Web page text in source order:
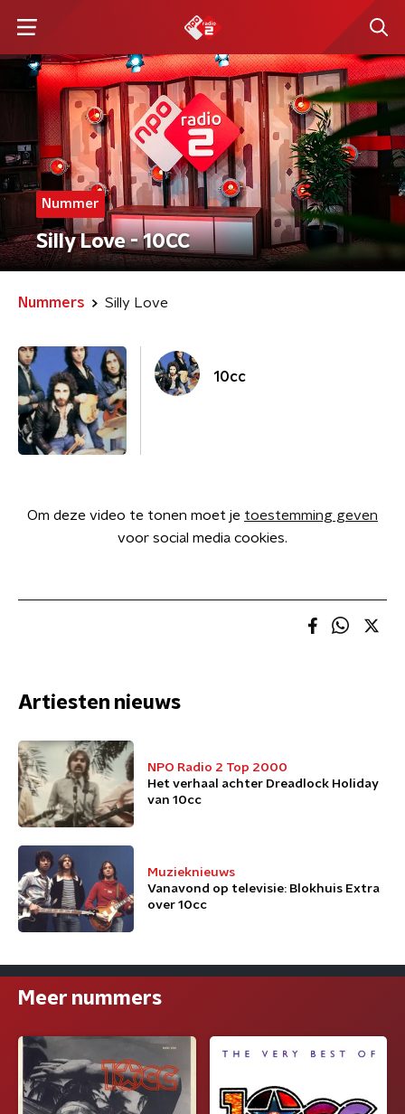
Nummer
Silly Love - 10CC
Nummers Silly Love
10cc
Om deze video te tonen moet je toestemming geven
voor social media cookies.
Artiesten nieuws
NPO Radio 2 Top 2000
Het verhaal achter Dreadlock Holiday
van 10cc
Muzieknieuws
Vanavond op televisie: Blokhuis Extra
over 10cc
Meer nummers